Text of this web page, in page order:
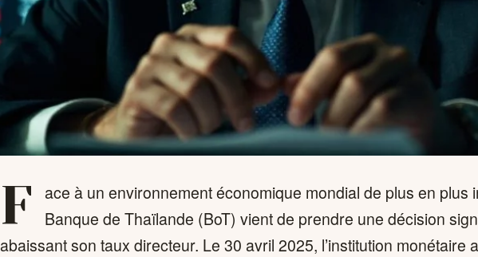
F
ace à un environnement économique mondial de plus en plus
Banque de Thaïlande (BoT) vient de prendre une décision
abaissant son taux directeur. Le 30 avril 2025, l’institution monétaire